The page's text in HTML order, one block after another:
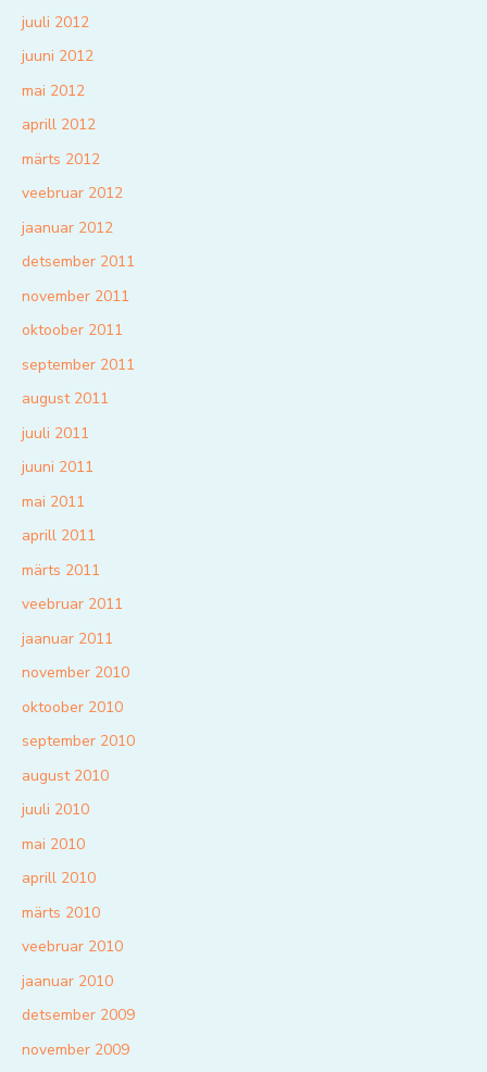
juuli 2012
juuni 2012
mai 2012
aprill 2012
märts 2012
veebruar 2012
jaanuar 2012
detsember 2011
november 2011
oktoober 2011
september 2011
august 2011
juuli 2011
juuni 2011
mai 2011
aprill 2011
märts 2011
veebruar 2011
jaanuar 2011
november 2010
oktoober 2010
september 2010
august 2010
juuli 2010
mai 2010
aprill 2010
märts 2010
veebruar 2010
jaanuar 2010
detsember 2009
november 2009